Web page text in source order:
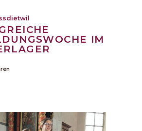
IM